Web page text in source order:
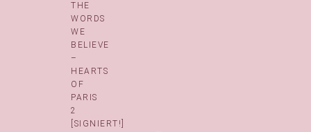
THE
WORDS
WE
BELIEVE
–
HEARTS
OF
PARIS
2
[SIGNIERT!]